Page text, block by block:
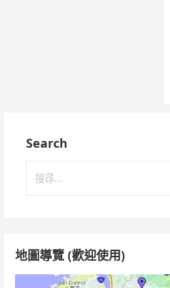
Search
地圖導覽 (歡迎使用)